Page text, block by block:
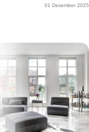
01 Desember 2025